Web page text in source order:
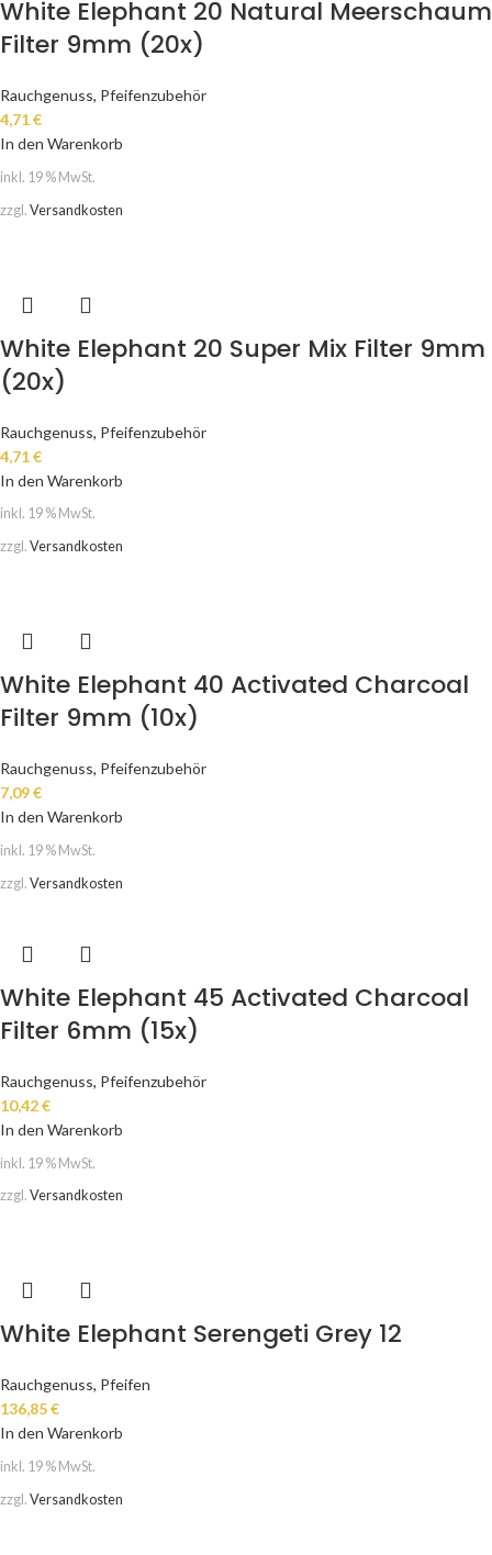
White Elephant 20 Natural Meerschaum
Filter 9mm (20x)
Rauchgenuss, Pfeifenzubehör
4,71€
In den Warenkorb
inkl. 19 % MwSt.
zzgl. Versandkosten
White Elephant 20 Super Mix Filter 9mm
(20x)
Rauchgenuss, Pfeifenzubehör
4,71€
In den Warenkorb
inkl. 19 % MwSt.
zzgl. Versandkosten
White Elephant 40 Activated Charcoal
Filter 9mm (10x)
Rauchgenuss, Pfeifenzubehör
7,09€
In den Warenkorb
inkl. 19 % MwSt.
zzgl. Versandkosten
White Elephant 45 Activated Charcoal
Filter 6mm (15x)
Rauchgenuss, Pfeifenzubehör
10,42€
In den Warenkorb
inkl. 19 % MwSt.
zzgl. Versandkosten
White Elephant Serengeti Grey 12
Rauchgenuss, Pfeifen
136,85€
In den Warenkorb
inkl. 19 % MwSt.
zzgl. Versandkosten